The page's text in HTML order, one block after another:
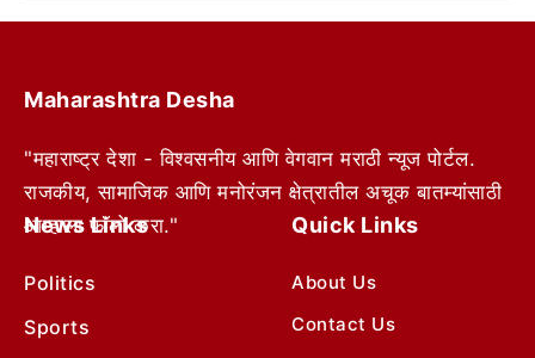
Maharashtra Desha
"महाराष्ट्र देशा - विश्वसनीय आणि वेगवान मराठी न्यूज पोर्टल.
राजकीय, सामाजिक आणि मनोरंजन क्षेत्रातील अचूक बातम्यांसाठी
आम्हाला फॉलो करा."
News Links
Politics
Sports
Quick Links
About Us
Contact Us